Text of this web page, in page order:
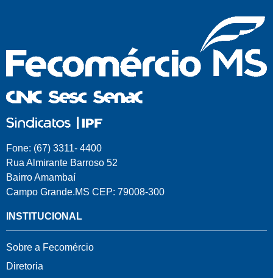
Fone: (67) 3311- 4400
Rua Almirante Barroso 52
Bairro Amambaí
Campo Grande.MS CEP: 79008-300
INSTITUCIONAL
Sobre a Fecomércio
Diretoria